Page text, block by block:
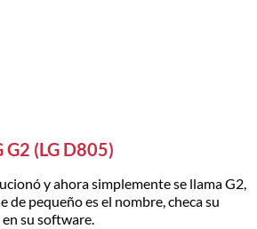
G2 (LG D805)
y ahora simplemente se llama G2,
de pequeño es el nombre, checa su
su software.